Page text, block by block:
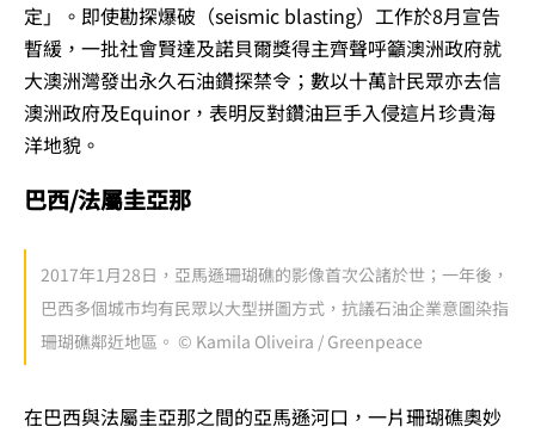
定」。即使勘探爆破（seismic blasting）工作於8月宣告
暫緩，一批社會賢達及諾貝爾獎得主齊聲呼籲澳洲政府就
大澳洲灣發出永久石油鑽探禁令；數以十萬計民眾亦去信
澳洲政府及Equinor，表明反對鑽油巨手入侵這片珍貴海
洋地貌。
巴西/法屬圭亞那
2017年1月28日，亞馬遜珊瑚礁的影像首次公諸於世；一年後，
巴西多個城市均有民眾以大型拼圖方式，抗議石油企業意圖染指
珊瑚礁鄰近地區。 © Kamila Oliveira / Greenpeace
在巴西與法屬圭亞那之間的亞馬遜河口，一片珊瑚礁奧妙